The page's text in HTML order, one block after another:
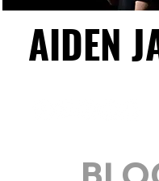
AIDEN
AIDEN